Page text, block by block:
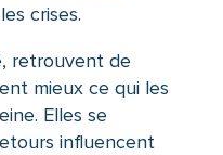
crises.
retrouvent de
mieux ce qui les
Elles se
influencent